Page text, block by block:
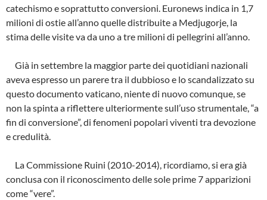
catechismo e soprattutto conversioni. Euronews indica in 1,7
milioni di ostie all’anno quelle distribuite a Medjugorje, la
stima delle visite va da uno a tre milioni di pellegrini all’anno.
Già in settembre la maggior parte dei quotidiani nazionali
aveva espresso un parere tra il dubbioso e lo scandalizzato su
questo documento vaticano, niente di nuovo comunque, se
non la spinta a riflettere ulteriormente sull’uso strumentale, “a
fin di conversione”, di fenomeni popolari viventi tra devozione
e credulità.
La Commissione Ruini (2010-2014), ricordiamo, si era già
conclusa con il riconoscimento delle sole prime 7 apparizioni
come “vere”.